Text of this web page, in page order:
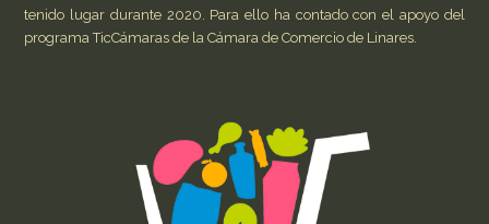
tenido lugar durante 2020. Para ello ha contado con el apoyo del
programa TicCámaras de la Cámara de Comercio de Linares.